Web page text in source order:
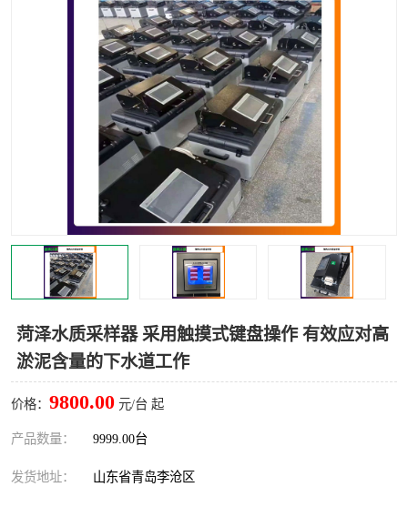
菏泽水质采样器 采用触摸式键盘操作 有效应对高
淤泥含量的下水道工作
价格： 9800.00 元/台 起
产品数量： 9999.00台
发货地址： 山东省青岛李沧区
恒温恒湿称重系统 二恶英采集器
实验室仪器 LB-8110降水降尘采样器
便携式水质采样器 LB-7035油气回收
便携式超声波明渠流量计 大气环境采样器
LB-4200高锰酸盐指数仪 LB-62便携式烟气分析仪
烟尘烟气设备 大气采样器
粉尘设备
新宇宙仪器
烟尘净化器